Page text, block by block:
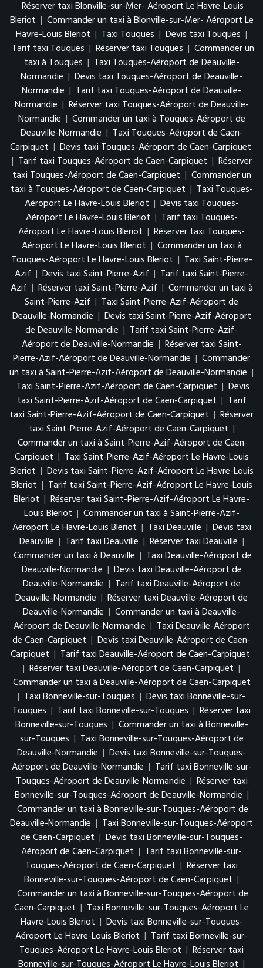
Réserver taxi Blonville-sur-Mer- Aéroport Le Havre-Louis
Bleriot | Commander un taxi à Blonville-sur-Mer- Aéroport Le
Havre-Louis Bleriot | Taxi Touques | Devis taxi Touques |
Tarif taxi Touques | Réserver taxi Touques | Commander un
taxi à Touques | Taxi Touques-Aéroport de Deauville-
Normandie | Devis taxi Touques-Aéroport de Deauville-
Normandie | Tarif taxi Touques-Aéroport de Deauville-
Normandie | Réserver taxi Touques-Aéroport de Deauville-
Normandie | Commander un taxi à Touques-Aéroport de
Deauville-Normandie | Taxi Touques-Aéroport de Caen-
Carpiquet | Devis taxi Touques-Aéroport de Caen-Carpiquet
| Tarif taxi Touques-Aéroport de Caen-Carpiquet | Réserver
taxi Touques-Aéroport de Caen-Carpiquet | Commander un
taxi à Touques-Aéroport de Caen-Carpiquet | Taxi Touques-
Aéroport Le Havre-Louis Bleriot | Devis taxi Touques-
Aéroport Le Havre-Louis Bleriot | Tarif taxi Touques-
Aéroport Le Havre-Louis Bleriot | Réserver taxi Touques-
Aéroport Le Havre-Louis Bleriot | Commander un taxi à
Touques-Aéroport Le Havre-Louis Bleriot | Taxi Saint-Pierre-
Azif | Devis taxi Saint-Pierre-Azif | Tarif taxi Saint-Pierre-
Azif | Réserver taxi Saint-Pierre-Azif | Commander un taxi à
Saint-Pierre-Azif | Taxi Saint-Pierre-Azif-Aéroport de
Deauville-Normandie | Devis taxi Saint-Pierre-Azif-Aéroport
de Deauville-Normandie | Tarif taxi Saint-Pierre-Azif-
Aéroport de Deauville-Normandie | Réserver taxi Saint-
Pierre-Azif-Aéroport de Deauville-Normandie | Commander
un taxi à Saint-Pierre-Azif-Aéroport de Deauville-Normandie |
Taxi Saint-Pierre-Azif-Aéroport de Caen-Carpiquet | Devis
taxi Saint-Pierre-Azif-Aéroport de Caen-Carpiquet | Tarif
taxi Saint-Pierre-Azif-Aéroport de Caen-Carpiquet | Réserver
taxi Saint-Pierre-Azif-Aéroport de Caen-Carpiquet |
Commander un taxi à Saint-Pierre-Azif-Aéroport de Caen-
Carpiquet | Taxi Saint-Pierre-Azif-Aéroport Le Havre-Louis
Bleriot | Devis taxi Saint-Pierre-Azif-Aéroport Le Havre-Louis
Bleriot | Tarif taxi Saint-Pierre-Azif-Aéroport Le Havre-Louis
Bleriot | Réserver taxi Saint-Pierre-Azif-Aéroport Le Havre-
Louis Bleriot | Commander un taxi à Saint-Pierre-Azif-
Aéroport Le Havre-Louis Bleriot | Taxi Deauville | Devis taxi
Deauville | Tarif taxi Deauville | Réserver taxi Deauville |
Commander un taxi à Deauville | Taxi Deauville-Aéroport de
Deauville-Normandie | Devis taxi Deauville-Aéroport de
Deauville-Normandie | Tarif taxi Deauville-Aéroport de
Deauville-Normandie | Réserver taxi Deauville-Aéroport de
Deauville-Normandie | Commander un taxi à Deauville-
Aéroport de Deauville-Normandie | Taxi Deauville-Aéroport
de Caen-Carpiquet | Devis taxi Deauville-Aéroport de Caen-
Carpiquet | Tarif taxi Deauville-Aéroport de Caen-Carpiquet
| Réserver taxi Deauville-Aéroport de Caen-Carpiquet |
Commander un taxi à Deauville-Aéroport de Caen-Carpiquet
| Taxi Bonneville-sur-Touques | Devis taxi Bonneville-sur-
Touques | Tarif taxi Bonneville-sur-Touques | Réserver taxi
Bonneville-sur-Touques | Commander un taxi à Bonneville-
sur-Touques | Taxi Bonneville-sur-Touques-Aéroport de
Deauville-Normandie | Devis taxi Bonneville-sur-Touques-
Aéroport de Deauville-Normandie | Tarif taxi Bonneville-sur-
Touques-Aéroport de Deauville-Normandie | Réserver taxi
Bonneville-sur-Touques-Aéroport de Deauville-Normandie |
Commander un taxi à Bonneville-sur-Touques-Aéroport de
Deauville-Normandie | Taxi Bonneville-sur-Touques-Aéroport
de Caen-Carpiquet | Devis taxi Bonneville-sur-Touques-
Aéroport de Caen-Carpiquet | Tarif taxi Bonneville-sur-
Touques-Aéroport de Caen-Carpiquet | Réserver taxi
Bonneville-sur-Touques-Aéroport de Caen-Carpiquet |
Commander un taxi à Bonneville-sur-Touques-Aéroport de
Caen-Carpiquet | Taxi Bonneville-sur-Touques-Aéroport Le
Havre-Louis Bleriot | Devis taxi Bonneville-sur-Touques-
Aéroport Le Havre-Louis Bleriot | Tarif taxi Bonneville-sur-
Touques-Aéroport Le Havre-Louis Bleriot | Réserver taxi
Bonneville-sur-Touques-Aéroport Le Havre-Louis Bleriot |